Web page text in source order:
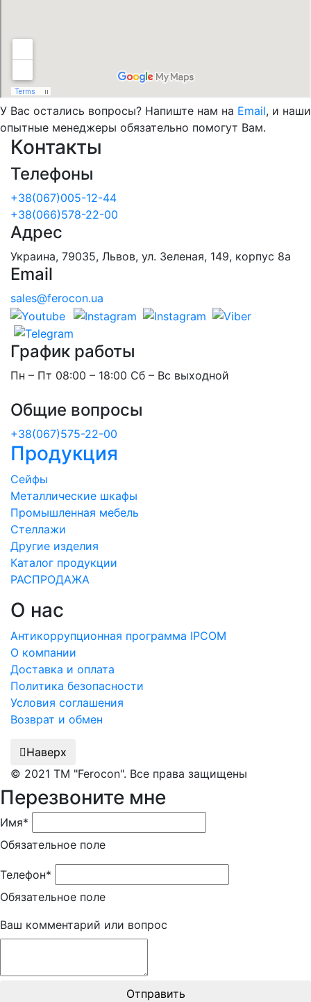
У Вас остались вопросы? Напиште нам на Email, и наши
опытные менеджеры обязательно помогут Вам.
Контакты
Телефоны
+38(067)005-12-44
+38(066)578-22-00
Адрес
Украина, 79035, Львов, ул. Зеленая, 149, корпус 8а
Email
sales@ferocon.ua
График работы
Пн – Пт 08:00 – 18:00 Сб – Вс выходной
Общие вопросы
+38(067)575-22-00
Продукция
Сейфы
Металлические шкафы
Промышленная мебель
Стеллажи
Другие изделия
Каталог продукции
РАСПРОДАЖА
О нас
Антикоррупционная программа IPCOM
О компании
Доставка и оплата
Политика безопасности
Условия соглашения
Возврат и обмен
Наверх
© 2021 ТМ "Ferocon". Все права защищены
Перезвоните мне
Имя*
Обязательное поле
Телефон*
Обязательное поле
Ваш комментарий или вопрос
Отправить